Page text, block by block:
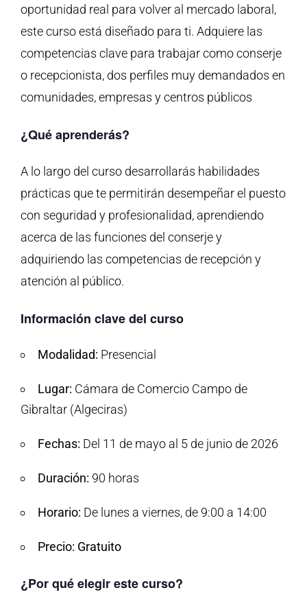
oportunidad real para volver al mercado laboral,
este curso está diseñado para ti. Adquiere las
competencias clave para trabajar como conserje
o recepcionista, dos perfiles muy demandados en
comunidades, empresas y centros públicos
¿Qué aprenderás?
A lo largo del curso desarrollarás habilidades
prácticas que te permitirán desempeñar el puesto
con seguridad y profesionalidad, aprendiendo
acerca de las funciones del conserje y
adquiriendo las competencias de recepción y
atención al público.
Información clave del curso
Modalidad: Presencial
Lugar: Cámara de Comercio Campo de
Gibraltar (Algeciras)
Fechas: Del 11 de mayo al 5 de junio de 2026
Duración: 90 horas
Horario: De lunes a viernes, de 9:00 a 14:00
Precio: Gratuito
¿Por qué elegir este curso?